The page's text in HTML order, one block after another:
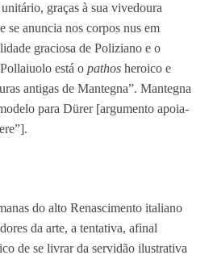
graças à sua vivedoura
se anuncia nos corpos nus em
graciosa de Poliziano e o
está o pathos heroico e
antigas de Mantegna”. Mantegna
para Dürer [argumento apoia-
do alto Renascimento italiano
da arte, a tentativa, afinal
de se livrar da servidão ilustrativa